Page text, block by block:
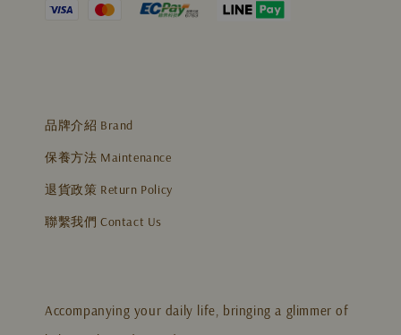
品牌介紹 Brand
保養方法 Maintenance
退貨政策 Return Policy
聯繫我們 Contact Us
Accompanying your daily life, bringing a glimmer of